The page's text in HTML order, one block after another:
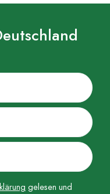
gelesen und